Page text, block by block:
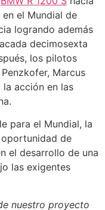
el Mundial de
logrando además
decimosexta
los pilotos
Marcus
acción en las
para el Mundial, la
oportunidad de
el desarrollo de una
las exigentes
nuestro proyecto